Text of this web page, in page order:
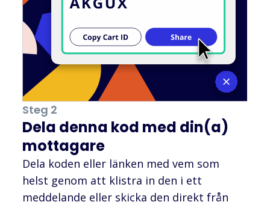
Steg 2
Dela denna kod med din(a)
mottagare
Dela koden eller länken med vem som
helst genom att klistra in den i ett
meddelande eller skicka den direkt från